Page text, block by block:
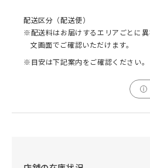
配送区分（配送便）
※配送料はお届けするエリアごとに
文画面でご確認いただけます。
※目安は下記案内をご確認ください。